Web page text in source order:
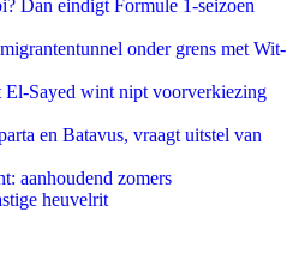
Dan eindigt Formule 1-seizoen
onder grens met Wit-
El-Sayed wint nipt voorverkiezing
en Batavus, vraagt uitstel van
aanhoudend zomers
heuvelrit